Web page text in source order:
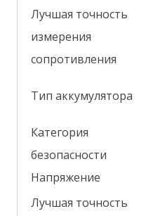
Лучшая точность
измерения
сопротивления
Тип аккумулятора
Категория
безопасности
Напряжение
Лучшая точность